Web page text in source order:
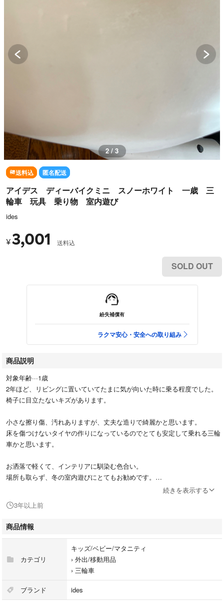
2 / 3
送料込 匿名配送
アイデス ディーバイクミニ スノーホワイト 一歳 三
輪車 玩具 乗り物 室内遊び
ides
¥3,001 送料込
SOLD OUT
紛失補償有
ラクマ安心・安全への取り組み
商品説明
対象年齢···1歳
2年ほど、リビングに置いていてたまに気が向いた時に乗る程度でした。
椅子に目立たないキズがあります。
小さな擦り傷、汚れありますが、丈夫な造りで綺麗かと思います。
床を傷つけないタイヤの作りになっているのでとても安定して乗れる三輪
車かと思います。
お洒落で軽くて、インテリアに馴染む色合い。
場所も取らず、冬の室内遊びにとてもお勧めです。
ブランド:アイデス(Ides)
サイズ:幅20×長さ47.5×高さ34.5cm
対象年齢:一歳以上
制限体重:20㎏
子供が使用した物なので、ご理解いただける方のご購入宜しくお願いしま
す。
続きを表示する
3年以上前
商品情報
カテゴリ
キッズ/ベビー/マタニティ
› 外出/移動用品
› 三輪車
ブランド ides